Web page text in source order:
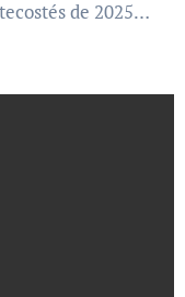
de 2025…